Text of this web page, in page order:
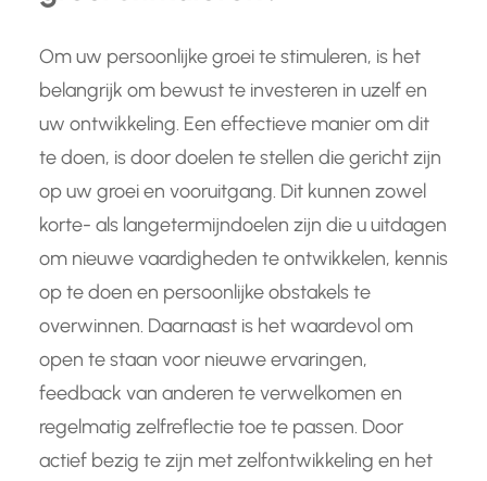
Om uw persoonlijke groei te stimuleren, is het
belangrijk om bewust te investeren in uzelf en
uw ontwikkeling. Een effectieve manier om dit
te doen, is door doelen te stellen die gericht zijn
op uw groei en vooruitgang. Dit kunnen zowel
korte- als langetermijndoelen zijn die u uitdagen
om nieuwe vaardigheden te ontwikkelen, kennis
op te doen en persoonlijke obstakels te
overwinnen. Daarnaast is het waardevol om
open te staan voor nieuwe ervaringen,
feedback van anderen te verwelkomen en
regelmatig zelfreflectie toe te passen. Door
actief bezig te zijn met zelfontwikkeling en het